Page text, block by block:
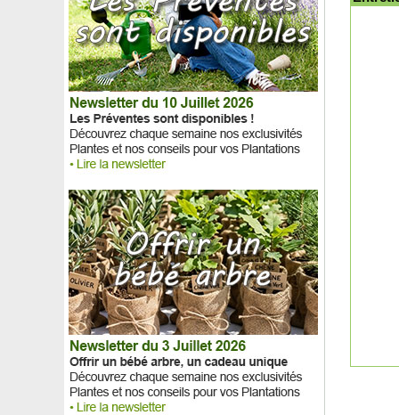
Camélia du Japon rouge
Camélia du Japon 'Tom Knudsen'
Camélia transnokoensis
Camérisier à balais
Camomille
Camomille marocaine, Pyrèthre d'Afrique
Campanule des carpates Blanche
Campanule des carpates Bleue
Campanule des murets Blanche
Campanule des murs Bleue
Campanule pyramidale Bleue
Camphrier
Canna comestible
Canne à pêche des anges
Caoutchouc
Câprier commun
Caraganier de Sibérie, Caragana arborescens
Caroubier
Caryer lacinié, Caryer écailleux
Caseille 'Josta'
Cassia corymbosa
Cassia floribonde